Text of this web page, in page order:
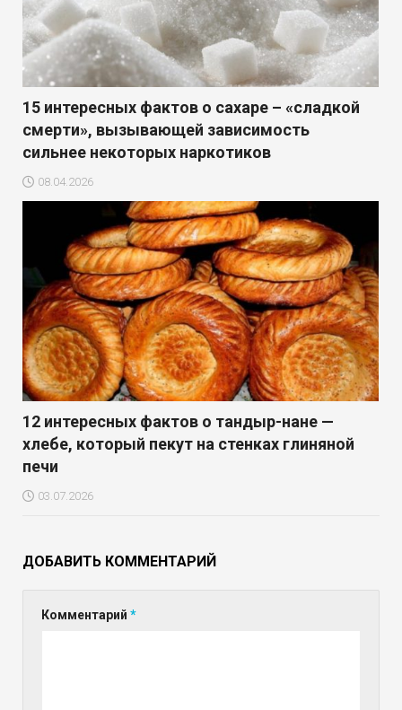
15 интересных фактов о сахаре – «сладкой
смерти», вызывающей зависимость
сильнее некоторых наркотиков
08.04.2026
12 интересных фактов о тандыр-нане —
хлебе, который пекут на стенках глиняной
печи
03.07.2026
ДОБАВИТЬ КОММЕНТАРИЙ
Комментарий *